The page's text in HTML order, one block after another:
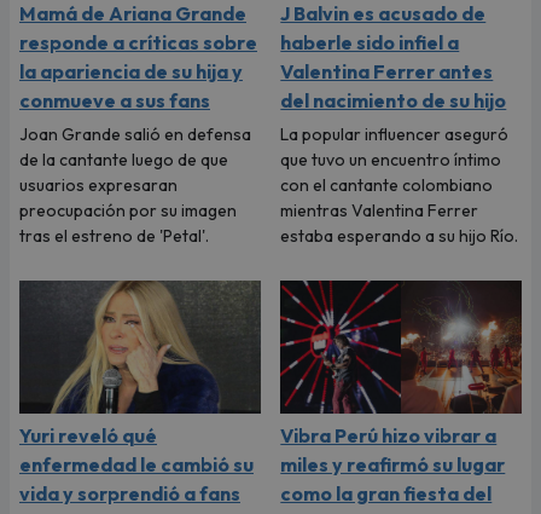
Mamá de Ariana Grande
responde a críticas sobre
la apariencia de su hija y
conmueve a sus fans
Joan Grande salió en defensa
de la cantante luego de que
usuarios expresaran
preocupación por su imagen
tras el estreno de 'Petal'.
J Balvin es acusado de
haberle sido infiel a
Valentina Ferrer antes
del nacimiento de su hijo
La popular influencer aseguró
que tuvo un encuentro íntimo
con el cantante colombiano
mientras Valentina Ferrer
estaba esperando a su hijo Río.
Yuri reveló qué
enfermedad le cambió su
vida y sorprendió a fans
Vibra Perú hizo vibrar a
miles y reafirmó su lugar
como la gran fiesta del